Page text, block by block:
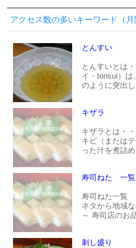
アクセス数の多いキーワード（月
とんすい
とんすいとは
イ・tonsui）は
のように突出
キザラ
キザラとは・
キビ（または
った汁を煮詰
寿司ねた 一覧
寿司ねた一覧
ネタから地域
～ 寿司店のお
刺し盛り